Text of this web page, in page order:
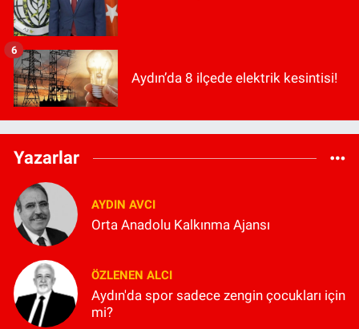
Aydın’da 8 ilçede elektrik kesintisi!
6
Yazarlar
AYDIN AVCI
Orta Anadolu Kalkınma Ajansı
ÖZLENEN ALCI
Aydın'da spor sadece zengin çocukları için
mi?